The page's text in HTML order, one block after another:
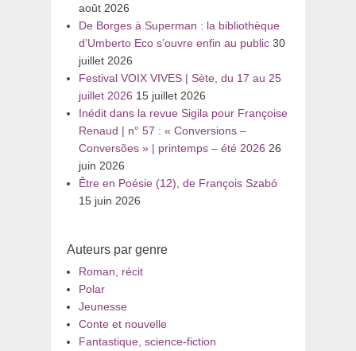
août 2026
De Borges à Superman : la bibliothèque
d’Umberto Eco s’ouvre enfin au public 30
juillet 2026
Festival VOIX VIVES | Sète, du 17 au 25
juillet 2026 15 juillet 2026
Inédit dans la revue Sigila pour Françoise
Renaud | n° 57 : « Conversions –
Conversões » | printemps – été 2026 26
juin 2026
Être en Poésie (12), de François Szabó
15 juin 2026
Auteurs par genre
Roman, récit
Polar
Jeunesse
Conte et nouvelle
Fantastique, science-fiction